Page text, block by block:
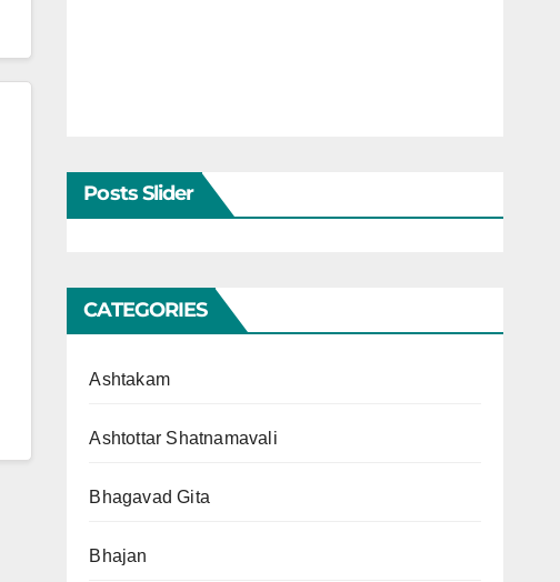
Posts Slider
CATEGORIES
Ashtakam
Ashtottar Shatnamavali
Bhagavad Gita
Bhajan